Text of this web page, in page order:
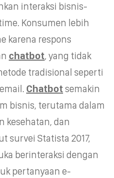
interaksi bisnis-
Konsumen lebih
karena respons
chatbot, yang tidak
tradisional seperti
Chatbot semakin
bisnis, terutama dalam
kesehatan, dan
survei Statista 2017,
berinteraksi dengan
pertanyaan e-